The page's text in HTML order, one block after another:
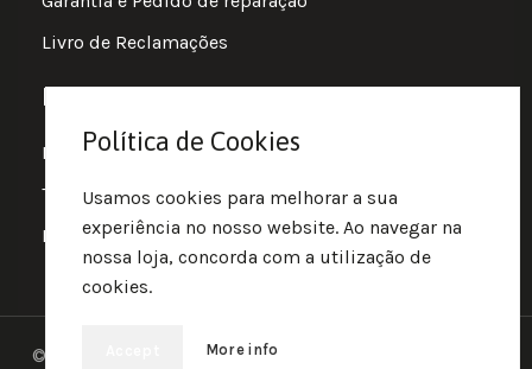
Livro de Reclamações
Informações
Política de Privacidade
Termos e Condições
Política de Cookies
© 2025 • Fluir • Theme designed Quotidian Effects and
Política de Cookies
Usamos cookies para melhorar a sua
experiência no nosso website. Ao navegar na
nossa loja, concorda com a utilização de
cookies.
More info